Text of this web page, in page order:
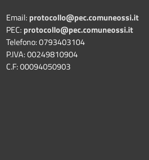
Email: protocollo@pec.comuneossi.it
PEC: protocollo@pec.comuneossi.it
Telefono: 0793403104
P.IVA: 00249810904
C.F: 00094050903